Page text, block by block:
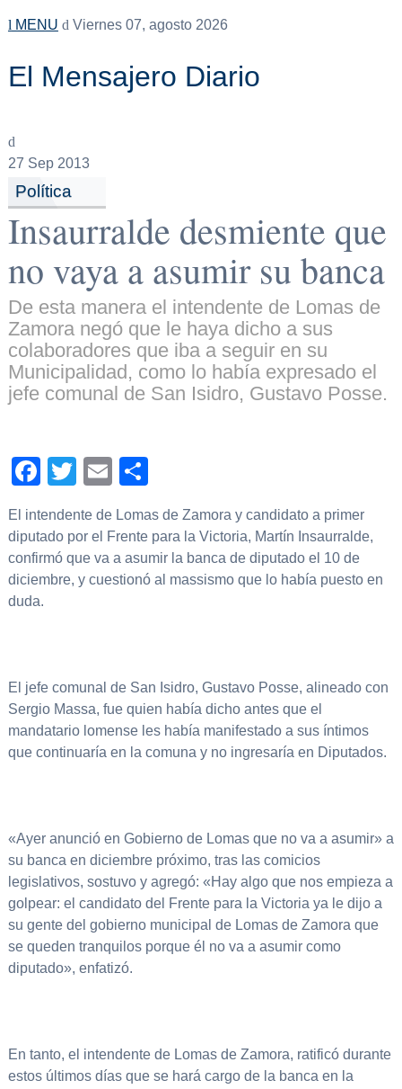
MENU Viernes 07, agosto 2026
El Mensajero Diario
27 Sep 2013
Política
Insaurralde desmiente que
no vaya a asumir su banca
De esta manera el intendente de Lomas de
Zamora negó que le haya dicho a sus
colaboradores que iba a seguir en su
Municipalidad, como lo había expresado el
jefe comunal de San Isidro, Gustavo Posse.
Facebook
TwitterEmail
El intendente de Lomas de Zamora y candidato a primer
diputado por el Frente para la Victoria, Martín Insaurralde,
confirmó que va a asumir la banca de diputado el 10 de
diciembre, y cuestionó al massismo que lo había puesto en
duda.
El jefe comunal de San Isidro, Gustavo Posse, alineado con
Sergio Massa, fue quien había dicho antes que el
mandatario lomense les había manifestado a sus íntimos
que continuaría en la comuna y no ingresaría en Diputados.
«Ayer anunció en Gobierno de Lomas que no va a asumir» a
su banca en diciembre próximo, tras las comicios
legislativos, sostuvo y agregó: «Hay algo que nos empieza a
golpear: el candidato del Frente para la Victoria ya le dijo a
su gente del gobierno municipal de Lomas de Zamora que
se queden tranquilos porque él no va a asumir como
diputado», enfatizó.
En tanto, el intendente de Lomas de Zamora, ratificó durante
estos últimos días que se hará cargo de la banca en la